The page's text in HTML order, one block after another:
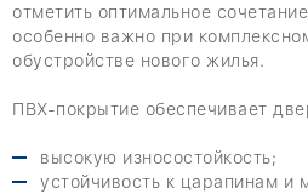
отметить оптимальное
особенно важно при
обустройстве нового жилья.
ПВХ-покрытие обеспечивает
высокую износостойкость;
устойчивость к царапинам и